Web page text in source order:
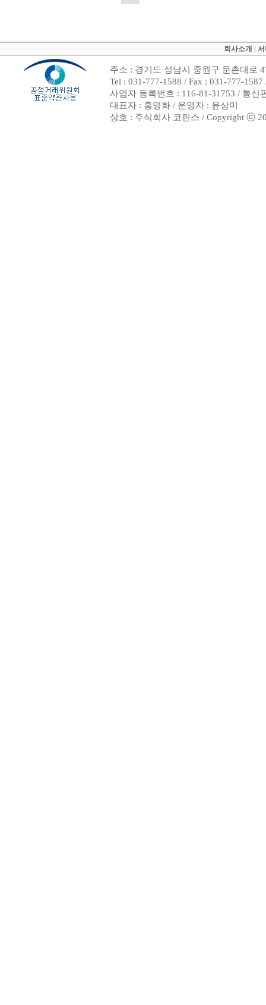
회사소개
주소 : 경기도 성남시 중원구 둔촌대로
Tel : 031-777-1588 / Fax : 031-777-
사업자 등록번호 : 116-81-31753 / 통신
대표자 : 홍영화 / 운영자 : 윤상미
상호 : 주식회사 코린스 / Copyright ⓒ